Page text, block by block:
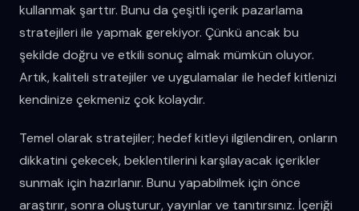
kullanmak şarttır. Bunu da çeşitli içerik pazarlama
stratejileri ile yapmak gerekiyor. Çünkü ancak bu
şekilde doğru ve etkili sonuç almak mümkün oluyor.
Artık, kaliteli stratejiler ve uygulamalar ile hedef kitlenizi
kendinize çekmeniz çok kolaydır.
Temel olarak stratejiler; hedef kitleyi ilgilendiren, onların
dikkatini çekecek, beklentilerini karşılayacak içerikler
sunmak için hazırlanır. Bunu yapabilmek için önce
araştırır, sonra oluşturur, yayınlar ve tanıtırsınız. İçeriği